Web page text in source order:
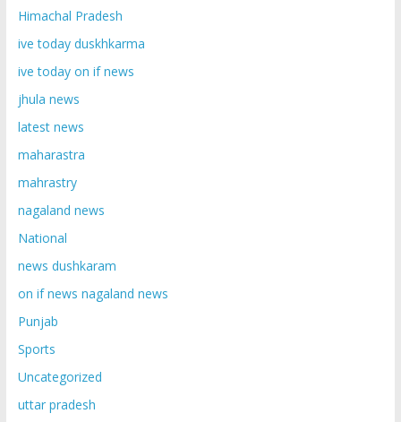
Himachal Pradesh
ive today duskhkarma
ive today on if news
jhula news
latest news
maharastra
mahrastry
nagaland news
National
news dushkaram
on if news nagaland news
Punjab
Sports
Uncategorized
uttar pradesh